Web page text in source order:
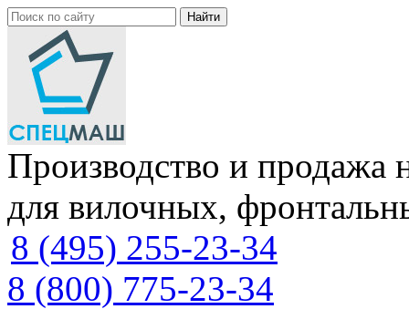
Производство и продажа
для вилочных,
8 (495) 255-23-34
8 (800) 775-23-34